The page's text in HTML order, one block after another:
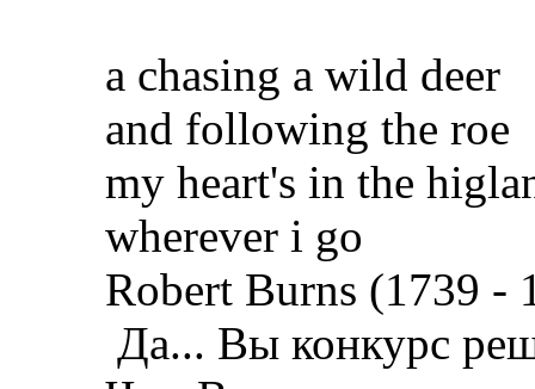
a chasing a wild deer
and following the roe
my heart's in the
wherever i go
Robert Burns (1739 -
Да... Вы конкурс